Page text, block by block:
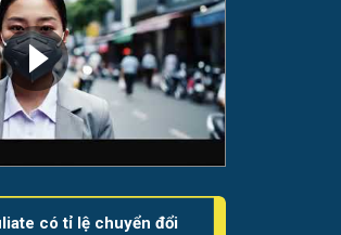
có tỉ lệ chuyển đổi